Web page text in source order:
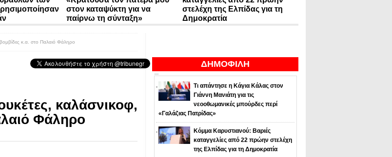
στον καταψύκτη για να
παίρνω τη σύνταξη»
στελέχη της Ελπίδας για τη
Δημοκρατία
ΔΗΜΟΦΙΛΗ
Τι απάντησε η Κάγια Κάλας στον
Γιάννη Μανιάτη για τις
νεοοθωμανικές μπούρδες περί
«Γαλάζιας Πατρίδας»
Κόμμα Καρυστιανού: Βαριές
καταγγελίες από 22 πρώην στελέχη
της Ελπίδας για τη Δημοκρατία
κ.α. στο Παλαιό Φάληρο
καλάσνικοφ,
Φάληρο